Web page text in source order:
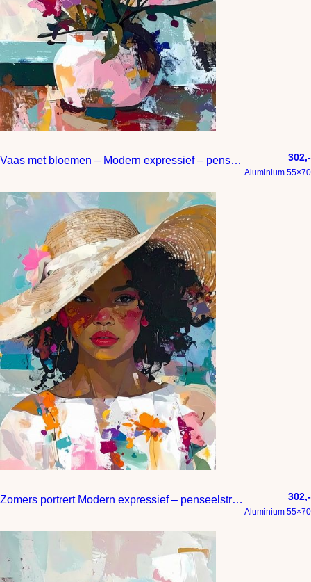
Vaas met bloemen – Modern expressief – penseelstreken en abstracte kleurige vlakken 302,-
Aluminium 55×70
Zomers portrert Modern expressief – penseelstreken en abstracte kleurige vlakken 302,-
Aluminium 55×70